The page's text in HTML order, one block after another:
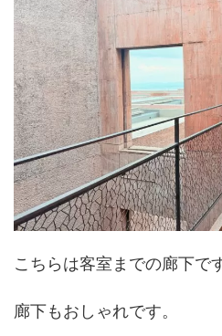
こちらは客室までの廊下で
廊下もおしゃれです。